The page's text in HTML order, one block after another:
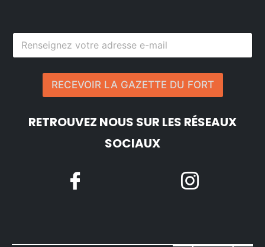
RECEVOIR LA GAZETTE DU FORT
RETROUVEZ NOUS SUR LES RÉSEAUX
SOCIAUX